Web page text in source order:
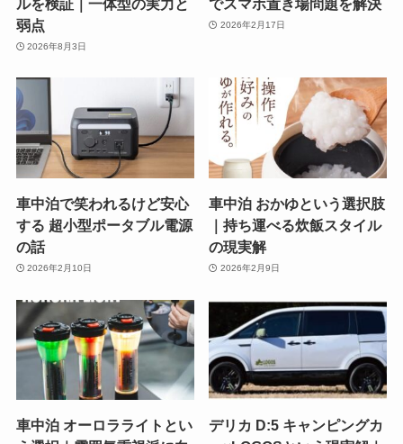
ルを検証｜一体型の実力と
弱点
2026年8月3日
でスマホ置き場問題を解決
2026年2月17日
車中泊で笑われるけど安心
する 超小型ポータブル電源
の話
2026年2月10日
車中泊 おかゆという選択肢
｜持ち運べる炊飯スタイル
の現実解
2026年2月9日
車中泊 オーロラライトとい
デリカ D:5 キャンピングカ